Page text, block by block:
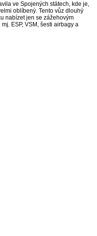
ve Spojených státech, kde je,
oblíbený. Tento vůz dlouhý
nabízet jen se zážehovým
ESP, VSM, šesti airbagy a